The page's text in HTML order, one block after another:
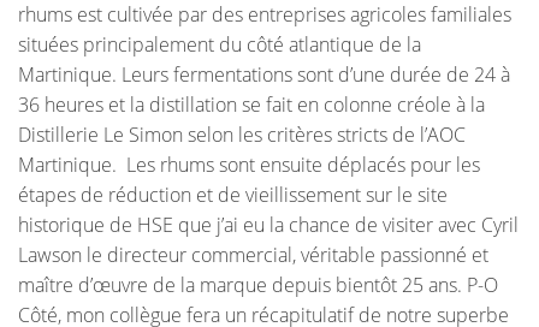
rhums est cultivée par des entreprises agricoles familiales
situées principalement du côté atlantique de la
Martinique. Leurs fermentations sont d’une durée de 24 à
36 heures et la distillation se fait en colonne créole à la
Distillerie Le Simon selon les critères stricts de l’AOC
Martinique. Les rhums sont ensuite déplacés pour les
étapes de réduction et de vieillissement sur le site
historique de HSE que j’ai eu la chance de visiter avec Cyril
Lawson le directeur commercial, véritable passionné et
maître d’œuvre de la marque depuis bientôt 25 ans. P-O
Côté, mon collègue fera un récapitulatif de notre superbe